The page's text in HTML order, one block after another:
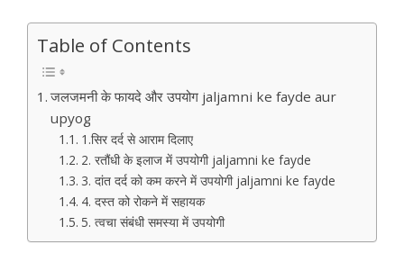
Table of Contents
जलजमनी के फायदे और उपयोग jaljamni ke fayde aur
upyog
1.सिर दर्द से आराम दिलाए
2. रतौंधी के इलाज में उपयोगी jaljamni ke fayde
3. दांत दर्द को कम करने में उपयोगी jaljamni ke fayde
4. दस्त को रोकने में सहायक
5. त्वचा संबंधी समस्या में उपयोगी